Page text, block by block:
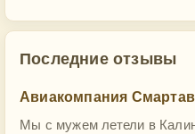
Последние отзывы
Авиакомпания
Мы с мужем летели в